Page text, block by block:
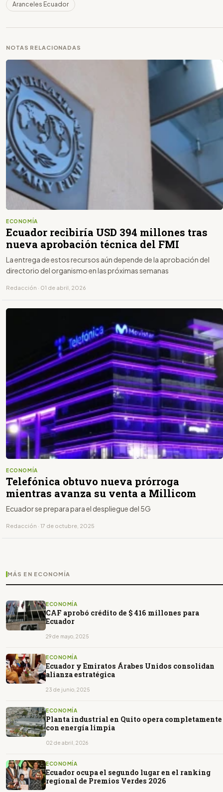
Aranceles Ecuador
NOTAS RELACIONADAS
ECONOMÍA
Ecuador recibiría USD 394 millones tras
nueva aprobación técnica del FMI
La entrega de estos recursos aún depende de la aprobación del
directorio del organismo en las próximas semanas
Redacción · 01 de abril, 2026
ECONOMÍA
Telefónica obtuvo nueva prórroga
mientras avanza su venta a Millicom
Ecuador se prepara para el despliegue del 5G
Redacción · 17 de octubre, 2025
MÁS EN ECONOMÍA
ECONOMÍA
CAF aprobó crédito de $ 416 millones para
Ecuador
29 de mayo, 2025
ECONOMÍA
Ecuador y Emiratos Árabes Unidos consolidan
alianza estratégica
23 de junio, 2025
ECONOMÍA
Planta industrial en Quito opera completamente
con energía limpia
02 de abril, 2026
ECONOMÍA
Ecuador ocupa el segundo lugar en el ranking
regional de Premios Verdes 2026